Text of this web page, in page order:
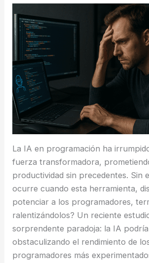
La IA en programación ha
fuerza transformadora,
productividad sin precedentes. Sin
ocurre cuando esta herramienta,
potenciar a los programadores,
ralentizándolos? Un reciente
sorprendente paradoja: la IA
obstaculizando el rendimiento de
programadores más